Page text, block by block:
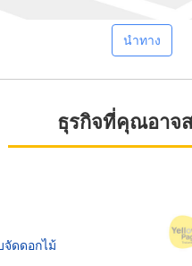
นำทาง
ธุรกิจที่คุณอาจ
ดดอกไม้